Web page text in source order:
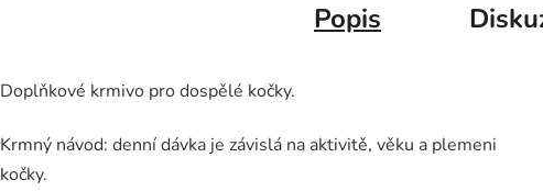
Popis
Doplňkové krmivo pro dospělé kočky.
Krmný návod: denní dávka je závislá na aktivitě, věku a plemeni
kočky.